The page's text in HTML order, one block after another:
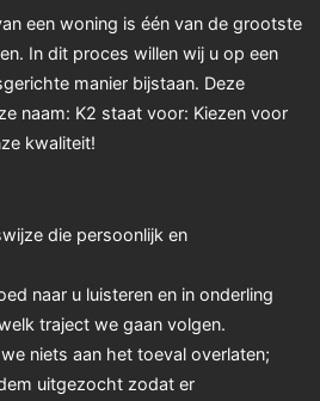
een woning is één van de grootste
In dit proces willen wij u op een
manier bijstaan. Deze
naam: K2 staat voor: Kiezen voor
kwaliteit!
die persoonlijk en
naar u luisteren en in onderling
traject we gaan volgen.
niets aan het toeval overlaten;
uitgezocht zodat er